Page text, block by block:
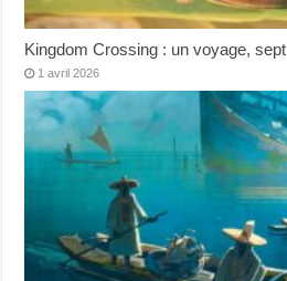
Kingdom Crossing : un voyage,
1 avril 2026